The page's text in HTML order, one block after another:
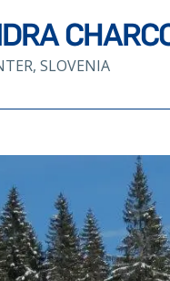
SLOVENIA